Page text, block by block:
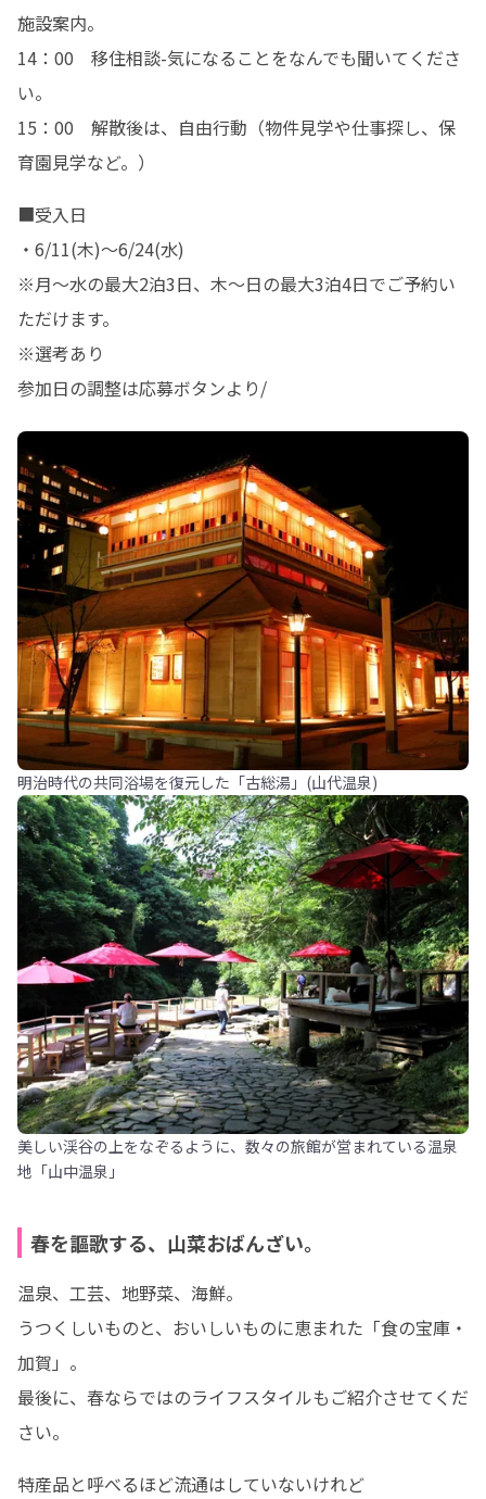
施設案内。
14：00　移住相談-気になることをなんでも聞いてくださ
い。
15：00　解散後は、自由行動（物件見学や仕事探し、保
育園見学など。）
■受入日
・6/11(木)～6/24(水)
※月～水の最大2泊3日、木～日の最大3泊4日でご予約い
ただけます。
※選考あり
参加日の調整は応募ボタンより/
明治時代の共同浴場を復元した「古総湯」(山代温泉)
美しい渓谷の上をなぞるように、数々の旅館が営まれている温泉
地「山中温泉」
春を謳歌する、山菜おばんざい。
温泉、工芸、地野菜、海鮮。
うつくしいものと、おいしいものに恵まれた「食の宝庫・
加賀」。
最後に、春ならではのライフスタイルもご紹介させてくだ
さい。
特産品と呼べるほど流通はしていないけれど